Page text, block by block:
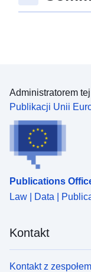
uriRef:
Administratorem
Publikacji Unii
Publications
Law | Data |
Kontakt
Kontakt z